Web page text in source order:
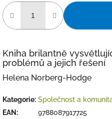
Kniha brilantně
problémů a jejich řešení
Helena Norberg-Hodge
Kategorie: Společnost a
EAN : 9788087917725